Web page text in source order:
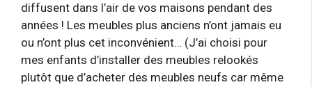
diffusent dans l’air de vos maisons pendant des
années ! Les meubles plus anciens n’ont jamais eu
ou n’ont plus cet inconvénient… (J’ai choisi pour
mes enfants d’installer des meubles relookés
plutôt que d’acheter des meubles neufs car même